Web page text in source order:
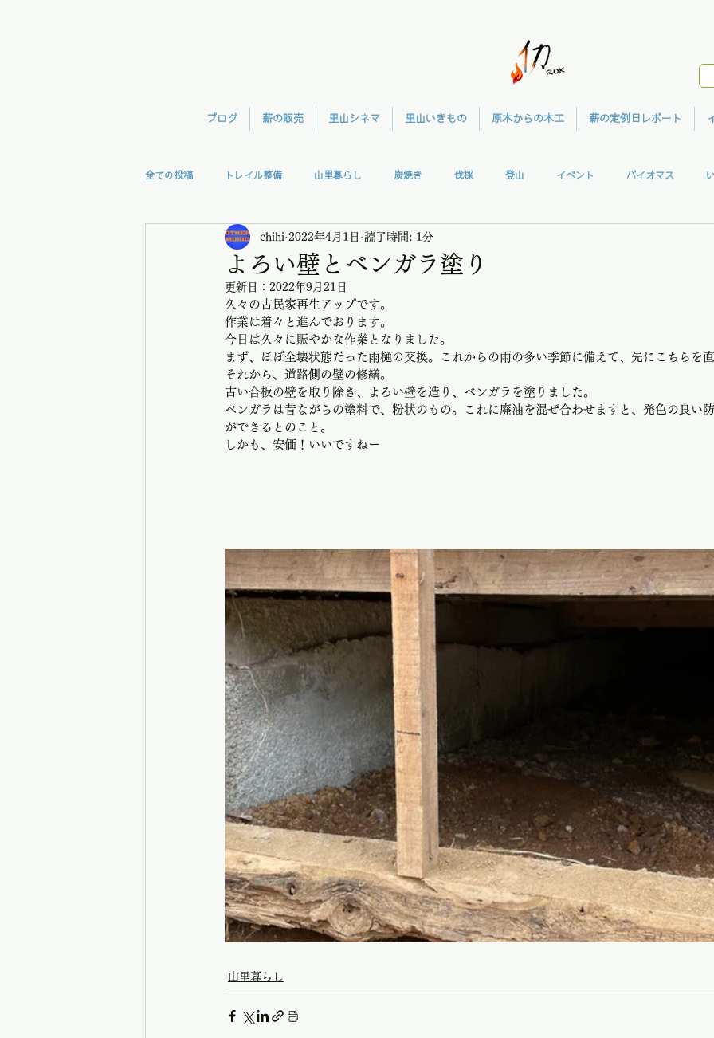
ブログ 薪の販売 里山シネマ 里山いきもの 原木からの木工 薪の定例日レポート
全ての投稿 トレイル整備 山里暮らし 炭焼き 伐採 登山 イベント バイオマス
TreeClimb モモンガハウス 共同作業
授業 里の味
よろい壁とベンガラ塗り
chihi 2022年4月1日 読了時間: 1分
更新日： 2022年9月21日
久々の古民家再生アップです。
作業は着々と進んでおります。
今日は久々に賑やかな作業となりました。
まず、ほぼ全壊状態だった雨樋の交換。これからの雨の多い季節に備えて、先にこちらを直
それから、道路側の壁の修繕。
古い合板の壁を取り除き、よろい壁を造り、ベンガラを塗りました。
ベンガラは昔ながらの塗料で、粉状のもの。これに廃油を混ぜ合わせますと、発色の良い
ができるとのこと。
しかも、安価！いいですねー
山里暮らし